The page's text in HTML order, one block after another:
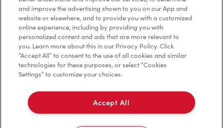
Foire aux questions
Politique de confidentialité
Conditions de service
Marques de commerce
Accessibilité
and improve the advertising shown to you on our App and
website or elsewhere, and to provide you with a customized
online experience, including by providing you with
personalized content and ads that are more relevant to
you. Learn more about this in our Privacy Policy. Click
“Accept All” to consent to the use of all cookies and similar
technologies for these purposes, or select “Cookies
Settings” to customize your choices.
Accept All